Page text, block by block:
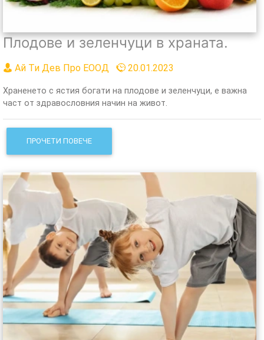
Плодове и зеленчуци в храната.
Ай Ти Дев Про ЕООД 20.01.2023
Храненето с ястия богати на плодове и зеленчуци, е важна
част от здравословния начин на живот.
ПРОЧЕТИ ПОВЕЧЕ